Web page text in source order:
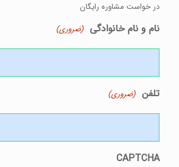
در خواست مشاوره رایگان
نام و نام خانوادگی (ضروری)
تلفن (ضروری)
CAPTCHA